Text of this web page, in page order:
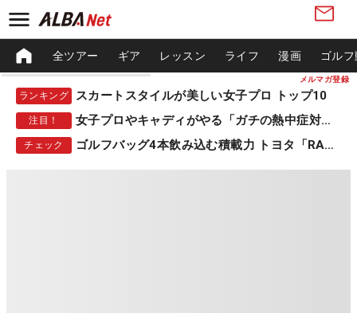
メルマガ登録
全ツアー ギア レッスン ライフ 漫画 ゴル
ランキング スカートスタイルが美しい女子プロ トップ10
注目！ 女子プロやキャディがやる「ガチの熱中症対策」
チェック ゴルフバッグ4本飲み込む積載力 トヨタ「RAV4」